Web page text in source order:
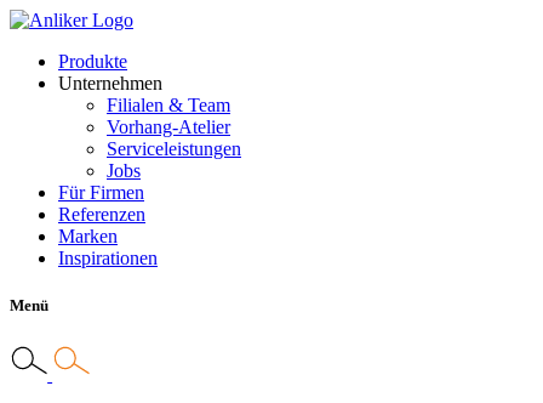
Produkte
Unternehmen
Filialen & Team
Vorhang-Atelier
Serviceleistungen
Jobs
Für Firmen
Referenzen
Marken
Inspirationen
Menü